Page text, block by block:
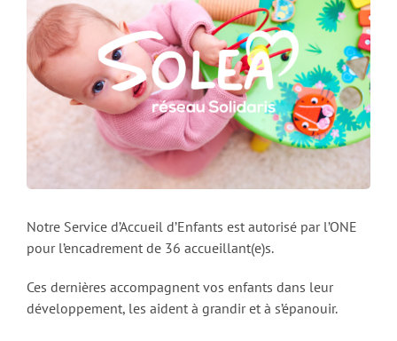
Notre Service d’Accueil d’Enfants est autorisé par l’ONE
pour l’encadrement de 36 accueillant(e)s.
Ces dernières accompagnent vos enfants dans leur
développement, les aident à grandir et à s’épanouir.